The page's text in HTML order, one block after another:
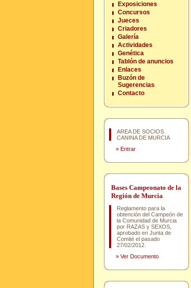
Exposiciones
Concursos
Jueces
Criadores
Galería
Actividades
Genética
Tablón de anuncios
Enlaces
Buzón de
Sugerencias
Contacto
AREA DE SOCIOS
CANINA DE MURCIA
» Entrar
Bases Campeonato de la
Región de Murcia
Reglamento para la
obtención del Campeón de
la Comunidad de Murcia
por RAZAS y SEXOS,
aprobado en Junta de
Comité el pasado
27/02/2012.
» Ver Documento